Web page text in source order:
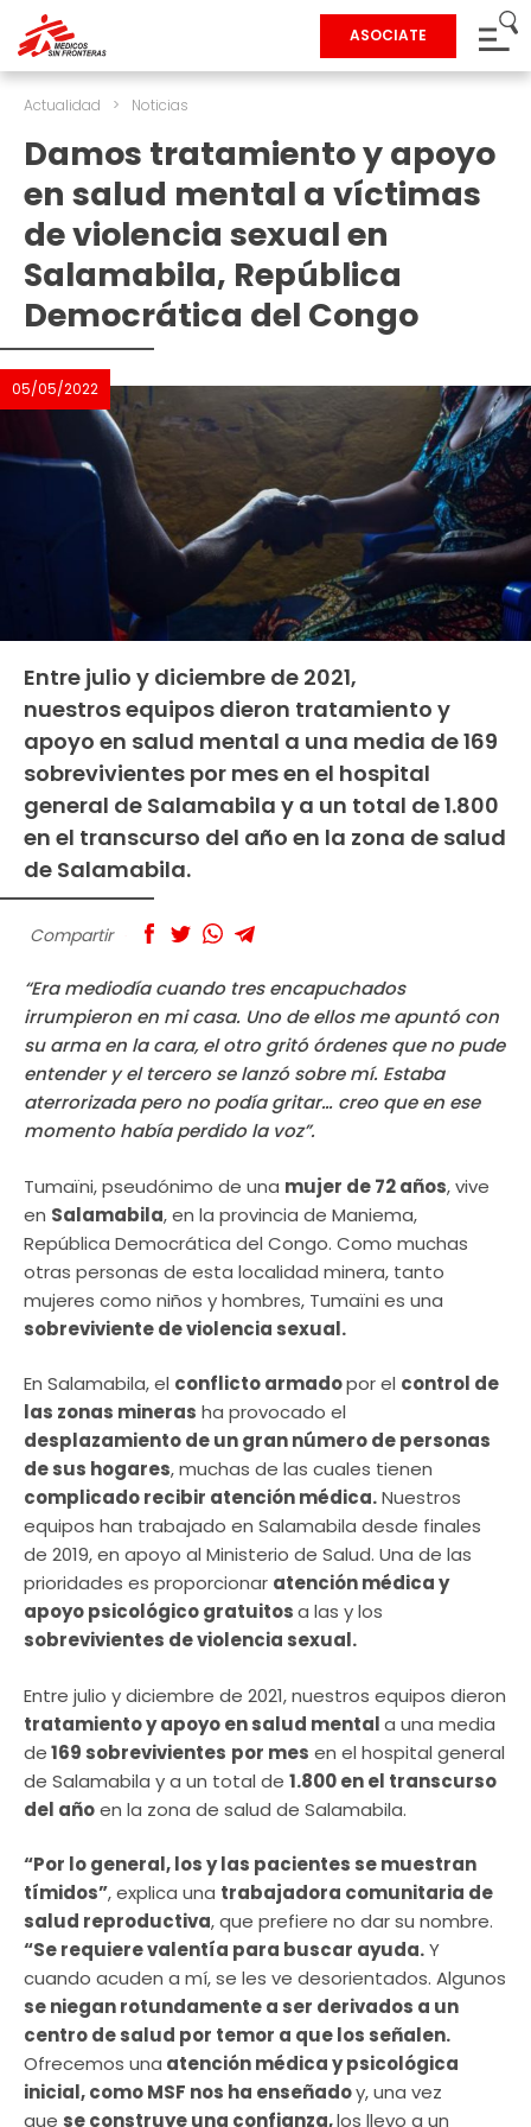
ASOCIATE
Actualidad > Noticias
Damos tratamiento y apoyo
en salud mental a víctimas
de violencia sexual en
Salamabila, República
Democrática del Congo
05/05/2022
Entre julio y diciembre de 2021,
nuestros equipos dieron tratamiento y
apoyo en salud mental a una media de 169
sobrevivientes por mes en el hospital
general de Salamabila y a un total de 1.800
en el transcurso del año en la zona de salud
de Salamabila.
Compartir
“Era mediodía cuando tres encapuchados
irrumpieron en mi casa. Uno de ellos me apuntó con
su arma en la cara, el otro gritó órdenes que no pude
entender y el tercero se lanzó sobre mí. Estaba
aterrorizada pero no podía gritar… creo que en ese
momento había perdido la voz”.
Tumaïni, pseudónimo de una mujer de 72 años, vive
en Salamabila, en la provincia de Maniema,
República Democrática del Congo. Como muchas
otras personas de esta localidad minera, tanto
mujeres como niños y hombres, Tumaïni es una
sobreviviente de violencia sexual.
En Salamabila, el conflicto armadopor el control de
las zonas mineras ha provocado el
desplazamiento de un gran número de personas
de sus hogares, muchas de las cuales tienen
complicado recibir atención médica.Nuestros
equipos han trabajado en Salamabila desde finales
de 2019, en apoyo al Ministerio de Salud. Una de las
prioridades es proporcionar atención médica y
apoyo psicológico gratuitosa las y los
sobrevivientes de violencia sexual.
Entre julio y diciembre de 2021, nuestros equipos dieron
tratamiento y apoyo en salud mentala una media
de169 sobrevivientes por mes en el hospital general
de Salamabila y a un total de 1.800 en el transcurso
del añoen la zona de salud de Salamabila.
“Por lo general, los y las pacientes se muestran
tímidos”, explica una trabajadora comunitaria de
salud reproductiva, que prefiere no dar su nombre.
“Se requiere valentía para buscar ayuda.Y
cuando acuden a mí, se les ve desorientados. Algunos
se niegan rotundamente a ser derivados a un
centro de salud por temor a que los señalen.
Ofrecemos una atención médica y psicológica
inicial, como MSF nos ha enseñadoy, una vez
que se construye una confianza,los llevo a un